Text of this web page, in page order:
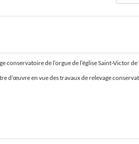
conservatoire de l’orgue de l’église Saint-Victor
d’œuvre en vue des travaux de relevage